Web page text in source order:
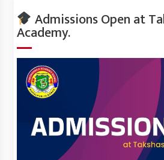
Admissions Open at
Academy.